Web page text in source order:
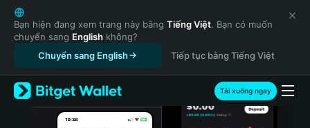
English
日本語
Tiếng Việt
Русский
Español (Latinoamérica)
Türkçe
Italiano
Bạn hiện đang xem trang này bằng Tiếng Việt. Bạn có muốn
chuyển sang English không?
Chuyển sang English
Tiếp tục bằng Tiếng Việt
Tải xuống ngay